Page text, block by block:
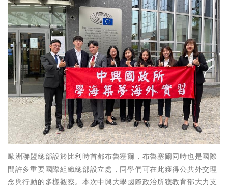
歐洲聯盟總部設於比利時首都布魯塞爾，布魯塞爾同時也是國際
間許多重要國際組織總部設立處，同學們可在此獲得公共外交理
念與行動的多樣觀察。本次中興大學國際政治所獲教育部大力支